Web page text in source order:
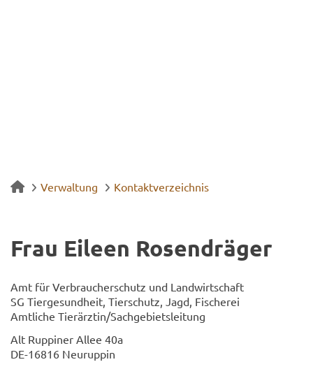
Verwaltung Kontaktverzeichnis
Frau Ei­le­en Ro­sen­drä­ger
Amt für Ver­brau­cher­schutz und Land­wirt­schaft
SG Tier­ge­sund­heit, Tier­schutz, Jagd, Fi­sche­rei
Amt­li­che Tier­ärz­tin/Sach­ge­biets­lei­tung
Alt Rup­pi­ner Allee 40a
DE-​16816 Neu­rup­pin